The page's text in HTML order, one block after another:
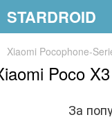
STARDROID
Xiaomi Pocophone-
Poco
За